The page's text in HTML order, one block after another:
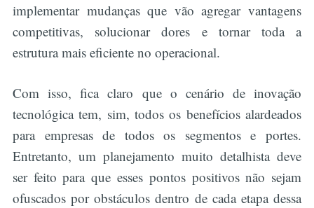
implementar mudanças que vão agregar vantagens
competitivas, solucionar dores e tornar toda a
estrutura mais eficiente no operacional.
Com isso, fica claro que o cenário de inovação
tecnológica tem, sim, todos os benefícios alardeados
para empresas de todos os segmentos e portes.
Entretanto, um planejamento muito detalhista deve
ser feito para que esses pontos positivos não sejam
ofuscados por obstáculos dentro de cada etapa dessa